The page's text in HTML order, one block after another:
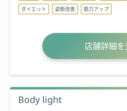
ダイエット
姿勢改善 筋力アップ
店舗詳細を
Body light